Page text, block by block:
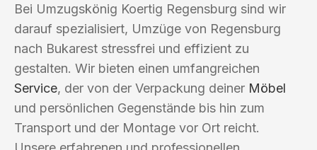
Bei Umzugskönig Koertig Regensburg sind wir
darauf spezialisiert, Umzüge von Regensburg
nach Bukarest stressfrei und effizient zu
gestalten. Wir bieten einen umfangreichen
Service, der von der Verpackung deiner Möbel
und persönlichen Gegenstände bis hin zum
Transport und der Montage vor Ort reicht.